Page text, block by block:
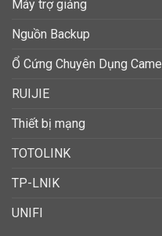
Máy trợ giảng
Nguồn Backup
Ổ Cứng Chuyên Dụng
RUIJIE
Thiết bị mạng
TOTOLINK
TP-LNIK
UNIFI